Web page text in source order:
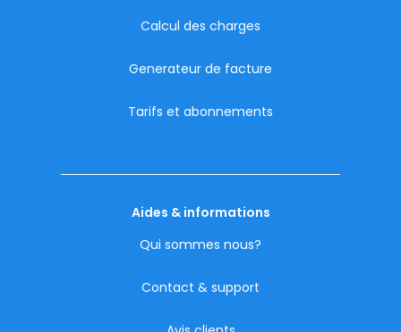
Calcul des charges
Generateur de facture
Tarifs et abonnements
Aides & informations
Qui sommes nous?
Contact & support